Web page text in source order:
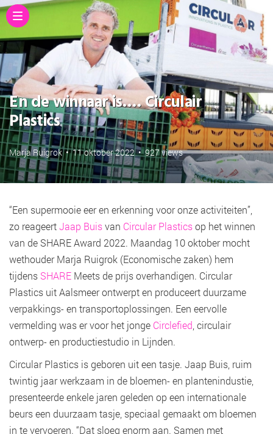
En de winnaar is…. Circulair
Plastics
Marja Ruigrok • 11 oktober 2022 •927 views
“Een supermooie eer en erkenning voor onze activiteiten”,
zo reageertJaap Buisvan Circular Plasticsop het winnen
van de SHARE Award 2022. Maandag 10 oktober mocht
wethouder Marja Ruigrok (Economische zaken) hem
tijdens SHARE Meets de prijs overhandigen. Circular
Plastics uit Aalsmeer ontwerpt en produceert duurzame
verpakkings- en transportoplossingen. Een eervolle
vermelding was er voor het jonge Circlefied , circulair
ontwerp- en productiestudio in Lijnden.
Circular Plastics is geboren uit een tasje. Jaap Buis, ruim
twintig jaar werkzaam in de bloemen- en plantenindustie,
presenteerde enkele jaren geleden op een internationale
beurs een duurzaam tasje, speciaal gemaakt om bloemen
in te vervoeren. “Dat sloeg enorm aan. Samen met